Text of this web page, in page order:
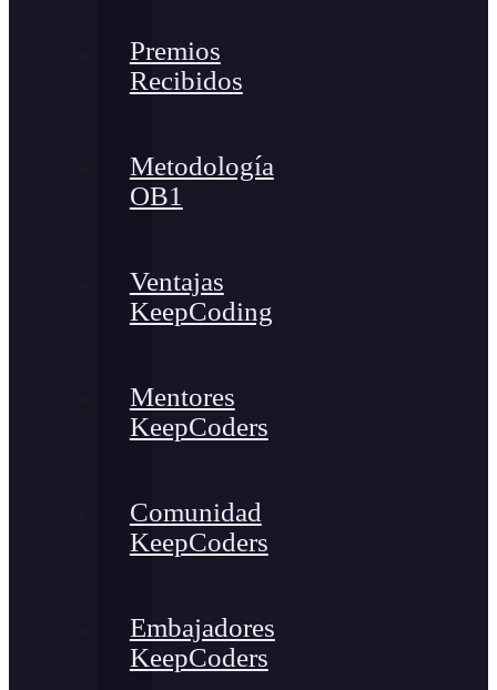
Premios
Recibidos
Metodología
OB1
Ventajas
KeepCoding
Mentores
KeepCoders
Comunidad
KeepCoders
Embajadores
KeepCoders